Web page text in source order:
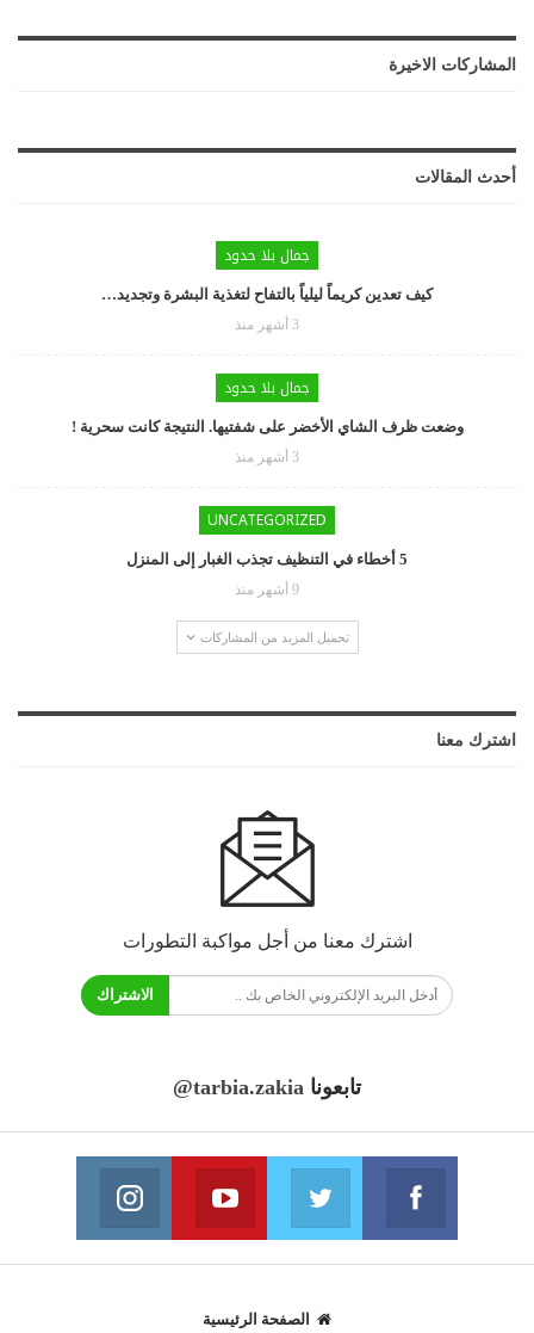
المشاركات الاخيرة
أحدث المقالات
جمال بلا حدود
كيف تعدين كريماً ليلياً بالتفاح لتغذية البشرة وتجديد…
3 أشهر منذ
جمال بلا حدود
وضعت ظرف الشاي الأخضر على شفتيها. النتيجة كانت سحرية !
3 أشهر منذ
UNCATEGORIZED
5 أخطاء في التنظيف تجذب الغبار إلى المنزل
9 أشهر منذ
تحميل المزيد من المشاركات
اشترك معنا
اشترك معنا من أجل مواكبة التطورات
الاشتراك
تابعونا @tarbia.zakia
فايسبوك
انضم الينا انضم الينا
يوتيوب
انضم الينا
الصفحة الرئيسية